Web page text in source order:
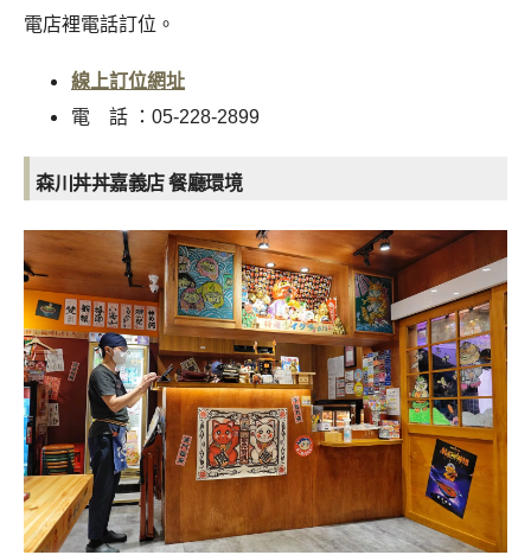
電店裡電話訂位。
線上訂位網址
電 話 ：05-228-2899
森川丼丼嘉義店 餐廳環境